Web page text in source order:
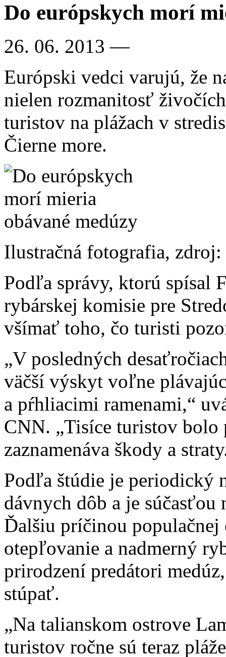
Do európskych morí
26. 06. 2013 —
Európski vedci varujú, že
nielen rozmanitosť
turistov na plážach v
Čierne more.
Ilustračná fotografia,
Podľa správy, ktorú spísal
rybárskej komisie pre
všímať toho, čo turisti
„V posledných
väčší výskyt voľne
a pŕhliacimi ramenami,“
CNN. „Tisíce turistov
zaznamenáva škody a
Podľa štúdie je periodický
dávnych dôb a je súčasťou
Ďalšiu príčinou
otepľovanie a nadmerný
prirodzení predátori
stúpať.
„Na talianskom ostrove
turistov ročne sú teraz